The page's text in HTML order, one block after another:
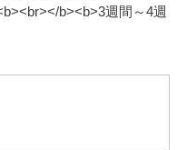
b><b>3週間～4週